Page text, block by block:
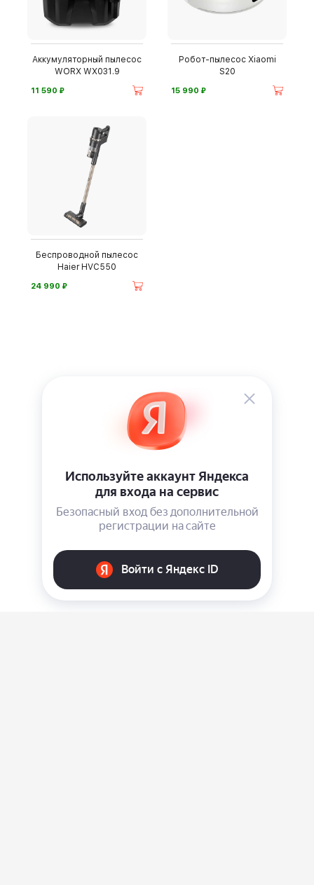
Аккумуляторный пылесос
WORX WX031.9
11 590 ⃏
Робот-пылесос Xiaomi
S20
15 990 ⃏
Беспроводной пылесос
Haier HVC550
24 990 ⃏